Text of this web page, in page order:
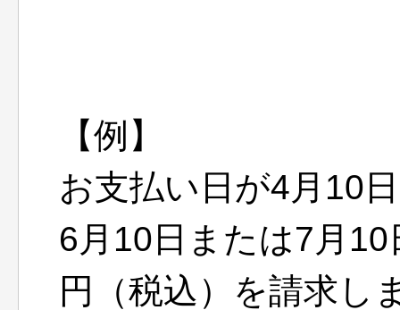
【例】
お支払い日が4月10
6月10日または7月
円（税込）を請求し